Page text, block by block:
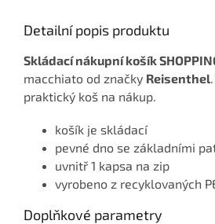
Detailní popis produktu
Skládací nákupní košík
macchiato od značky Reisenthel
praktický koš na nákup.
košík je skládací
pevné dno se základními
uvnitř 1 kapsa na zip
vyrobeno z recyklovaných
Doplňkové parametry